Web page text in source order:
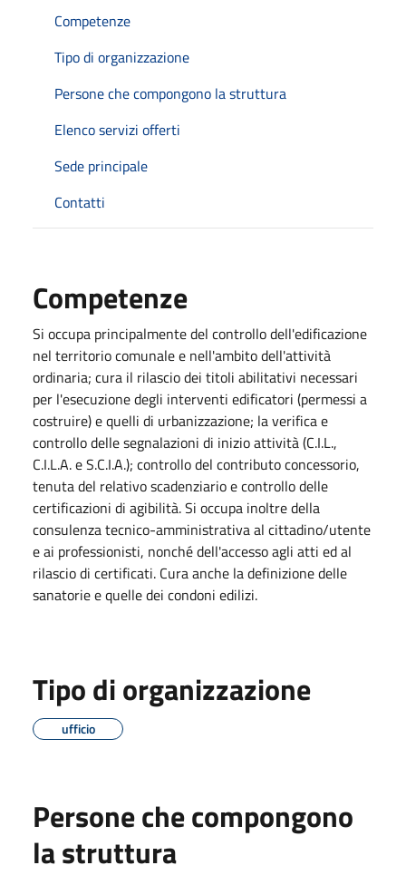
Competenze
Tipo di organizzazione
Persone che compongono la struttura
Elenco servizi offerti
Sede principale
Contatti
Competenze
Si occupa principalmente del controllo dell'edificazione
nel territorio comunale e nell'ambito dell'attività
ordinaria; cura il rilascio dei titoli abilitativi necessari
per l'esecuzione degli interventi edificatori (permessi a
costruire) e quelli di urbanizzazione; la verifica e
controllo delle segnalazioni di inizio attività (C.I.L.,
C.I.L.A. e S.C.I.A.); controllo del contributo concessorio,
tenuta del relativo scadenziario e controllo delle
certificazioni di agibilità. Si occupa inoltre della
consulenza tecnico-amministrativa al cittadino/utente
e ai professionisti, nonché dell'accesso agli atti ed al
rilascio di certificati. Cura anche la definizione delle
sanatorie e quelle dei condoni edilizi.
Tipo di organizzazione
ufficio
Persone che compongono
la struttura